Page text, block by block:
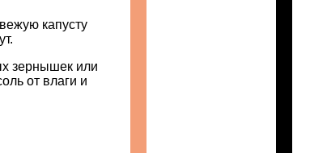
капусту
зернышек или
от влаги и